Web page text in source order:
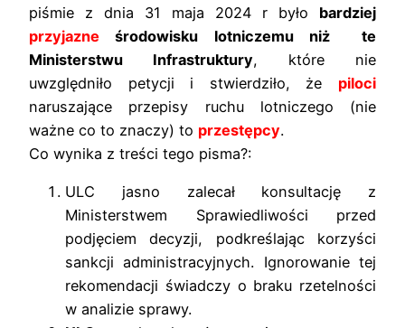
piśmie z dnia 31 maja 2024 r było bardziej
przyjazne środowisku lotniczemu niż te
Ministerstwu Infrastruktury, które nie
uwzględniło petycji i stwierdziło, że piloci
naruszające przepisy ruchu lotniczego (nie
ważne co to znaczy) to przestępcy.
Co wynika z treści tego pisma?:
ULC jasno zalecał konsultację z
Ministerstwem Sprawiedliwości przed
podjęciem decyzji, podkreślając korzyści
sankcji administracyjnych. Ignorowanie tej
rekomendacji świadczy o braku rzetelności
w analizie sprawy.